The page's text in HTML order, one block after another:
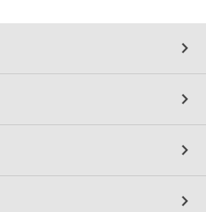
クボクローク」（店舗限定）
定）